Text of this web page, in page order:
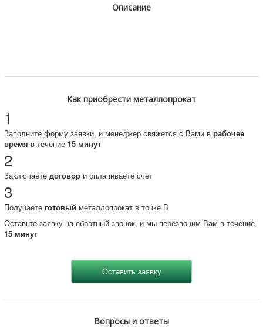
Описание
Как приобрести металлопрокат
1
Заполните форму заявки, и менеджер свяжется с Вами в рабочее
время в течение 15 минут
2
Заключаете договори оплачиваете счет
3
Получаете готовый металлопрокат в точке B
Оставьте заявку на обратный звонок, и мы перезвоним Вам в течение
15 минут
Вопросы и ответы